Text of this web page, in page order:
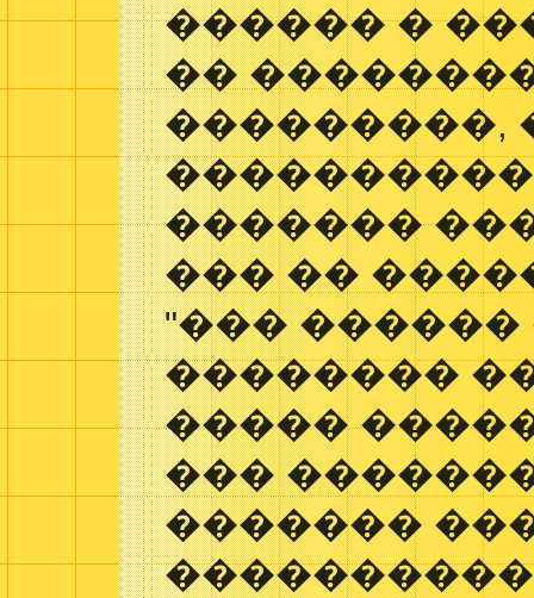
������ �
��
���������,
�������
��� ��
"���
��������
�����
���
�������